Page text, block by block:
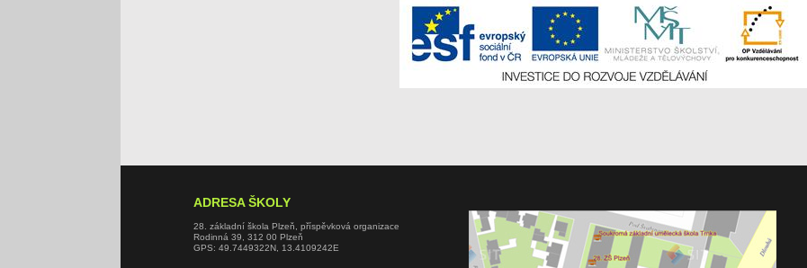
ADRESA ŠKOLY
28. základní škola Plzeň, příspěvková organizace
Rodinná 39, 312 00 Plzeň
GPS: 49.7449322N, 13.4109242E